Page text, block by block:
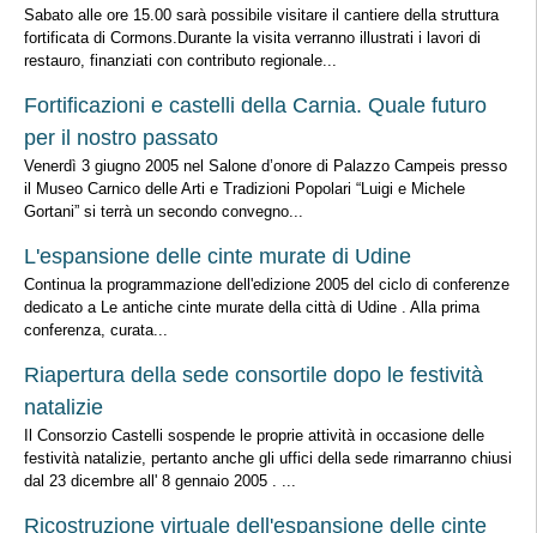
Sabato alle ore 15.00 sarà possibile visitare il cantiere della struttura
fortificata di Cormons.Durante la visita verranno illustrati i lavori di
restauro, finanziati con contributo regionale...
Fortificazioni e castelli della Carnia. Quale futuro
per il nostro passato
Venerdì 3 giugno 2005 nel Salone d’onore di Palazzo Campeis presso
il Museo Carnico delle Arti e Tradizioni Popolari “Luigi e Michele
Gortani” si terrà un secondo convegno...
L'espansione delle cinte murate di Udine
Continua la programmazione dell'edizione 2005 del ciclo di conferenze
dedicato a Le antiche cinte murate della città di Udine . Alla prima
conferenza, curata...
Riapertura della sede consortile dopo le festività
natalizie
Il Consorzio Castelli sospende le proprie attività in occasione delle
festività natalizie, pertanto anche gli uffici della sede rimarranno chiusi
dal 23 dicembre all' 8 gennaio 2005 . ...
Ricostruzione virtuale dell'espansione delle cinte